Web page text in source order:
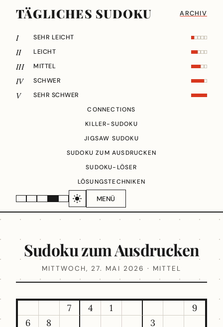
TÄGLICHES SUDOKU ARCHIV
MENÜ
I SEHR LEICHT
II LEICHT
III MITTEL
IV SCHWER
V
SEHR SCHWER
CONNECTIONS
KILLER-SUDOKU
JIGSAW SUDOKU
SUDOKU ZUM AUSDRUCKEN
SUDOKU-LÖSER
LÖSUNGSTECHNIKEN
Sudoku zum Ausdrucken
MITTWOCH, 27. MAI 2026 · MITTEL
7 4 1
9
6
8
3